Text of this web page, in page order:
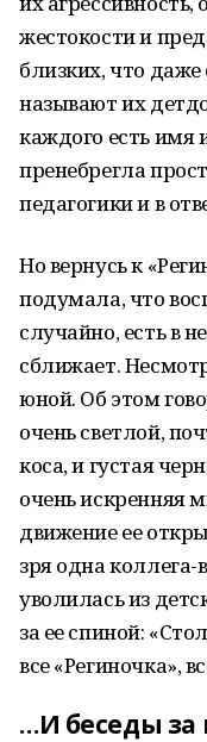
жестокости и
близких, что
называют их
каждого есть имя
пренебрегла
педагогики и в
Но вернусь к
подумала, что
случайно, есть в
сближает.
юной. Об этом
очень светлой,
коса, и густая
очень искренняя
движение ее
зря одна
уволилась из
за ее спиной:
все «Региночка»,
…И беседы за